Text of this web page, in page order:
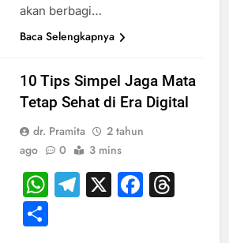
akan berbagi…
Baca Selengkapnya
10 Tips Simpel Jaga Mata
Tetap Sehat di Era Digital
dr. Pramita
2 tahun
ago
0 3 mins
WhatsApp
Telegram
X
Share